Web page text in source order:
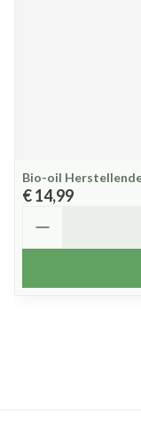
Bio-oil
€ 14,99